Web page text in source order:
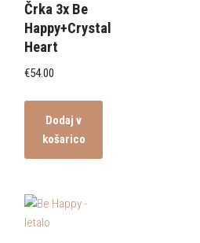
Črka 3x Be
Happy+Crystal
Heart
€54.00
Dodaj v
košarico